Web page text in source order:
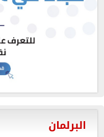
البرلمان